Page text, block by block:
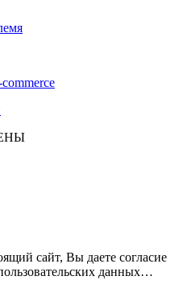
сайт, Вы даете согласие
данных…